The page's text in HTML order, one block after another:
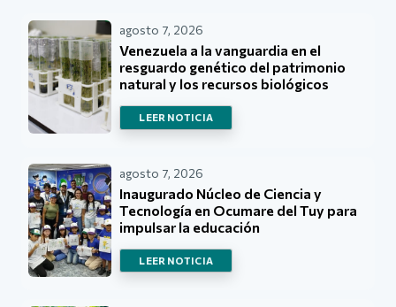
agosto 7, 2026
Venezuela a la vanguardia en el
resguardo genético del patrimonio
natural y los recursos biológicos
LEER NOTICIA
agosto 7, 2026
Inaugurado Núcleo de Ciencia y
Tecnología en Ocumare del Tuy para
impulsar la educación
LEER NOTICIA